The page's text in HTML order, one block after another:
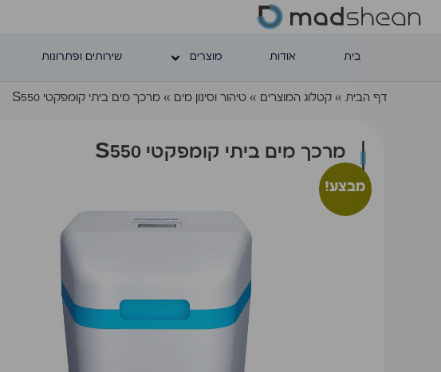
בית אודות מוצרים שירותים ופתרונות
דף הבית » קטלוג המוצרים » טיהור וסינון מים » מרכך מים ביתי קומפקטי S550
מרכך מים ביתי קומפקטי S550
מבצע!